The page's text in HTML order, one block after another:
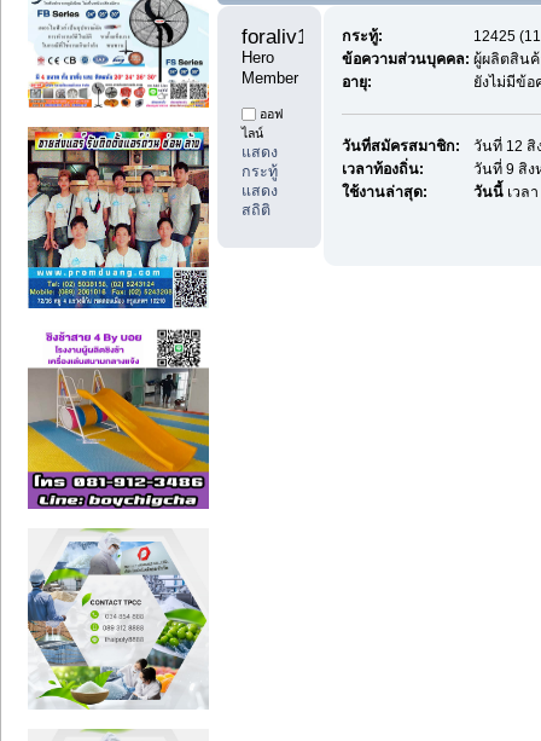
Hero
Member
ออฟ
ไลน์
แสดง
กระทู้
แสดง
สถิติ
กระทู้:
12425
ข้อความส่วนบุคคล: ผู้ผลิตสิน
อายุ:
ยังไม่มีข้อ
วันที่สมัครสมาชิก:
วันที่ 12 สิ
เวลาท้องถิ่น:
วันที่ 9 สิง
ใช้งานล่าสุด:
วันนี้ เวล